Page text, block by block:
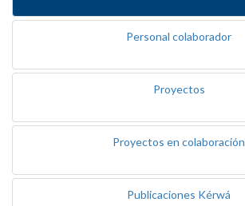
Personal colaborador
Proyectos
Proyectos en colaboración
Publicaciones Kérwá